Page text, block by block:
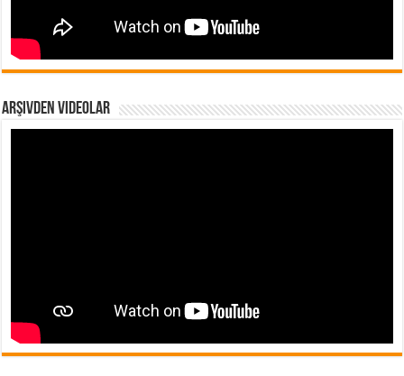
Arşivden Videolar